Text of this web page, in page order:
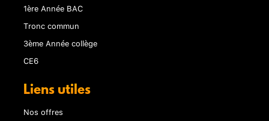
1ère Année BAC
Tronc commun
3ème Année collège
CE6
Liens utiles
Nos offres